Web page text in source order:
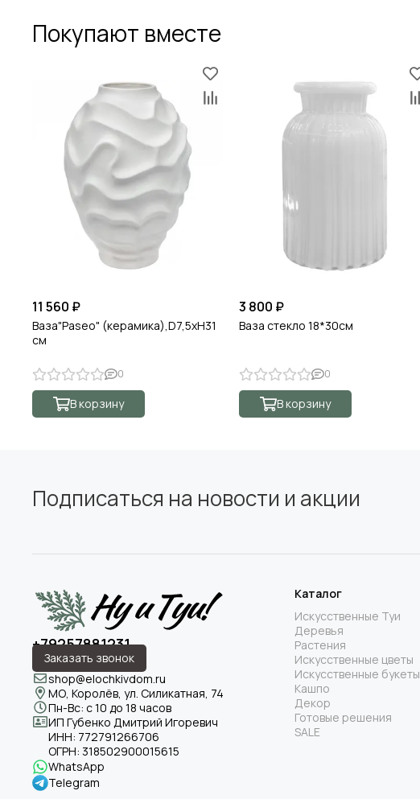
Покупают вместе
11 560 ₽
Ваза"Paseo" (керамика),D7,5хН31
см
0
В корзину
3 800 ₽
Ваза стекло 18*30см
0
В корзину
Подписаться на новости и акции
+79257881231
Заказать звонок
shop@elochkivdom.ru
МО, Королёв, ул. Силикатная, 74
Пн-Вс: с 10 до 18 часов
ИП Губенко Дмитрий Игоревич
ИНН: 772791266706
ОГРН: 318502900015615
WhatsApp
Telegram
Каталог
Искусственные Туи
Деревья
Растения
Искусственные цветы
Искусственные букеты
Кашпо
Декор
Готовые решения
SALE